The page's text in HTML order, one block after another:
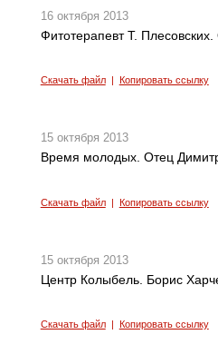
16 октября 2013
Фитотерапевт Т.
Скачать файл| Копировать ссылку
15 октября 2013
Время молодых. Отец
Скачать файл| Копировать ссылку
15 октября 2013
Центр Колыбель. Борис
Скачать файл| Копировать ссылку